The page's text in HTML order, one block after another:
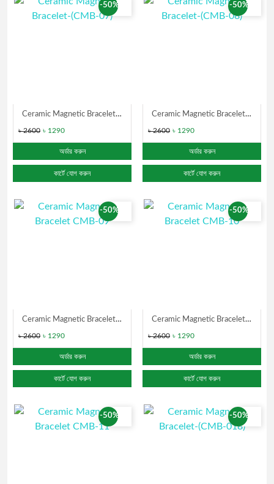
-50%
Ceramic Magnetic Bracelet-(CMB-07)
৳ 2600 ৳ 1290
অর্ডার করুন
কার্টে যোগ করুন
-50%
Ceramic Magnetic Bracelet-(CMB-08)
৳ 2600 ৳ 1290
অর্ডার করুন
কার্টে যোগ করুন
-50%
Ceramic Magnetic Bracelet CMB-09
৳ 2600 ৳ 1290
অর্ডার করুন
কার্টে যোগ করুন
-50%
Ceramic Magnetic Bracelet CMB-10
৳ 2600 ৳ 1290
অর্ডার করুন
কার্টে যোগ করুন
-50% -50%